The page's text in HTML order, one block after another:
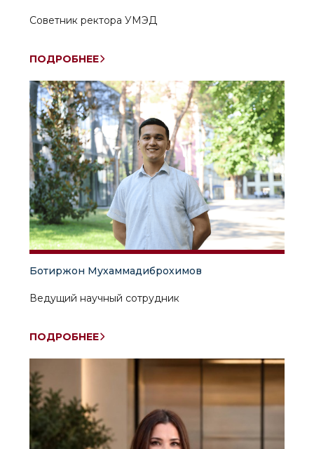
Советник ректора УМЭД
ПОДРОБНЕЕ
Ботиржон Мухаммадиброхимов
Ведущий научный сотрудник
ПОДРОБНЕЕ